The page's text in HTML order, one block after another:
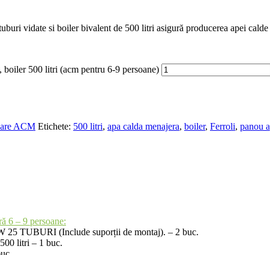
vidate si boiler bivalent de 500 litri asigură producerea apei
500 litri (acm pentru 6-9 persoane)
ACM Etichete: 500 litri, apa calda menajera, boiler, Ferroli, panou
6 – 9 persoane:
25 TUBURI (Include suporții de montaj). – 2 buc.
litri – 1 buc.